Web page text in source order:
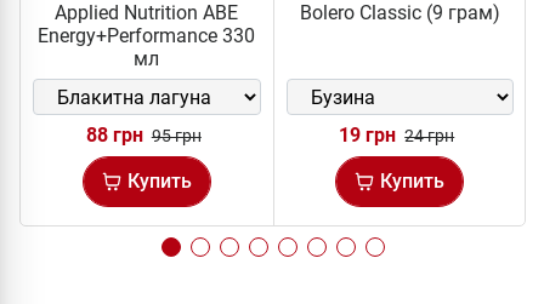
Applied Nutrition ABE
Energy+Performance 330
мл
88 грн 95 грн
Купить
Bolero Classic (9 грам)
19 грн 24 грн
Купить